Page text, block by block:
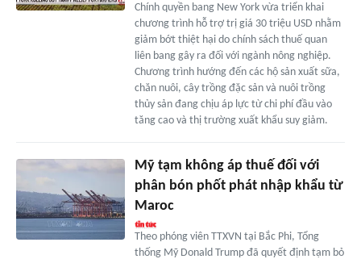
Chính quyền bang New York vừa triển khai
chương trình hỗ trợ trị giá 30 triệu USD nhằm
giảm bớt thiệt hại do chính sách thuế quan
liên bang gây ra đối với ngành nông nghiệp.
Chương trình hướng đến các hộ sản xuất sữa,
chăn nuôi, cây trồng đặc sản và nuôi trồng
thủy sản đang chịu áp lực từ chi phí đầu vào
tăng cao và thị trường xuất khẩu suy giảm.
Mỹ tạm không áp thuế đối với
phân bón phốt phát nhập khẩu từ
Maroc
Theo phóng viên TTXVN tại Bắc Phi, Tổng
thống Mỹ Donald Trump đã quyết định tạm bỏ